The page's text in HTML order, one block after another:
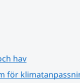
hav
för